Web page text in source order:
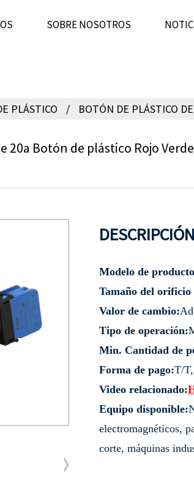
SOBRE NOSOTROS
PLÁSTICO BOTÓN DE PLÁSTICO
20a Botón de plástico Rojo
Modelo de
Tamaño del orificio
Valor de cambio:
Tipo de operación:
Min. Cantidad de
Forma de pago:T/
Video relacionado:
Equipo disponible:
electromagnéticos,
corte, máquinas